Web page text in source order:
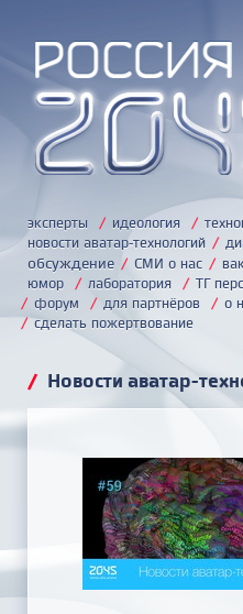
эксперты / идеология /
новости аватар-технологий /
обсуждение / СМИ о нас /
юмор / лаборатория / ТГ
/ форум / для партнёров / о
/ сделать пожертвование
/ Новости аватар-